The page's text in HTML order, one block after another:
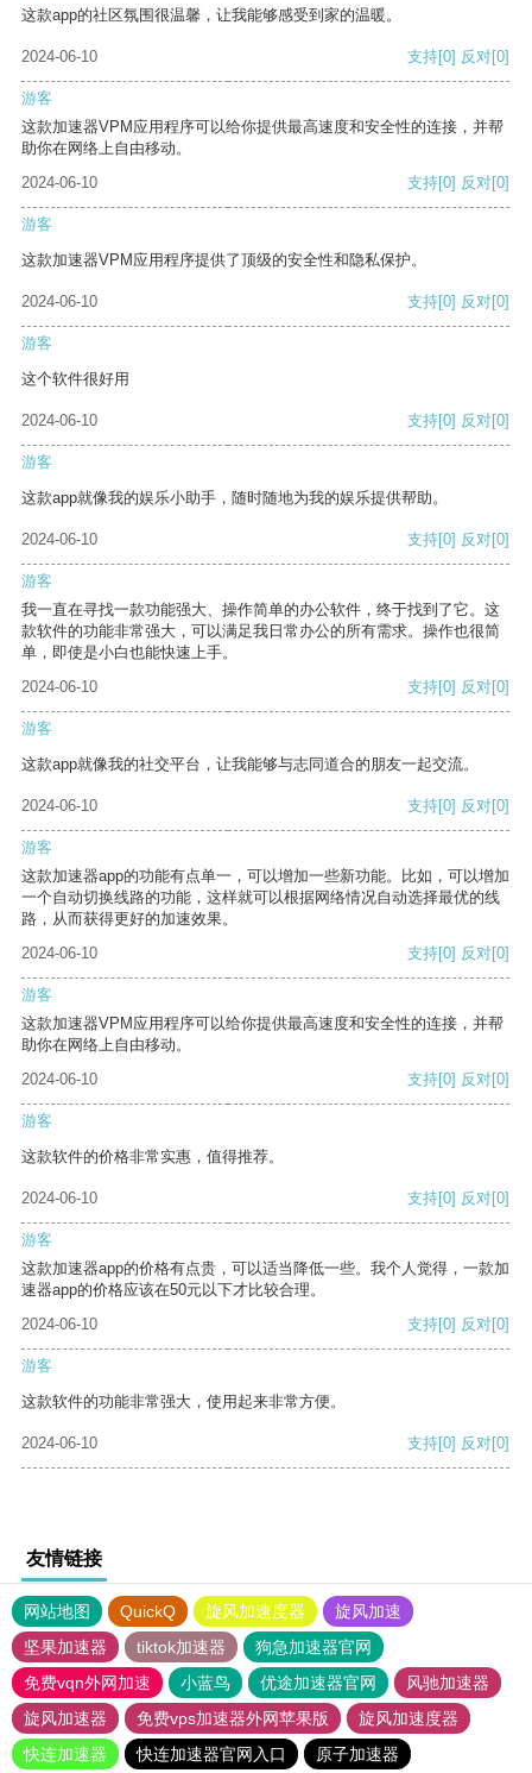
这款app的社区氛围很温馨，让我能够感受到家的温暖。
2024-06-10 支持[0] 反对[0]
游客
这款加速器VPM应用程序可以给你提供最高速度和安全性的连接，并帮
助你在网络上自由移动。
2024-06-10
支持[0] 反对[0]
游客
这款加速器VPM应用程序提供了顶级的安全性和隐私保护。
2024-06-10 支持[0] 反对[0]
游客
这个软件很好用
2024-06-10 支持[0] 反对[0]
游客
这款app就像我的娱乐小助手，随时随地为我的娱乐提供帮助。
2024-06-10 支持[0] 反对[0]
游客
我一直在寻找一款功能强大、操作简单的办公软件，终于找到了它。这
款软件的功能非常强大，可以满足我日常办公的所有需求。操作也很简
单，即使是小白也能快速上手。
2024-06-10
支持[0] 反对[0]
游客
这款app就像我的社交平台，让我能够与志同道合的朋友一起交流。
2024-06-10 支持[0] 反对[0]
游客
这款加速器app的功能有点单一，可以增加一些新功能。比如，可以增加
一个自动切换线路的功能，这样就可以根据网络情况自动选择最优的线
路，从而获得更好的加速效果。
2024-06-10
支持[0] 反对[0]
游客
这款加速器VPM应用程序可以给你提供最高速度和安全性的连接，并帮
助你在网络上自由移动。
2024-06-10
支持[0] 反对[0]
游客
这款软件的价格非常实惠，值得推荐。
2024-06-10 支持[0] 反对[0]
游客
这款加速器app的价格有点贵，可以适当降低一些。我个人觉得，一款加
速器app的价格应该在50元以下才比较合理。
2024-06-10
支持[0] 反对[0]
游客
这款软件的功能非常强大，使用起来非常方便。
2024-06-10 支持[0] 反对[0]
友情链接
网站地图 QuickQ 旋风加速度器
旋风加速
坚果加速器
tiktok加速器
狗急加速器官网
免费vqn外网加速
小蓝鸟 优途加速器官网
风驰加速器
旋风加速器
免费vps加速器外网苹果版
旋风加速度器
快连加速器
快连加速器官网入口 原子加速器